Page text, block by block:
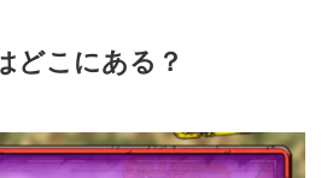
どこにある？